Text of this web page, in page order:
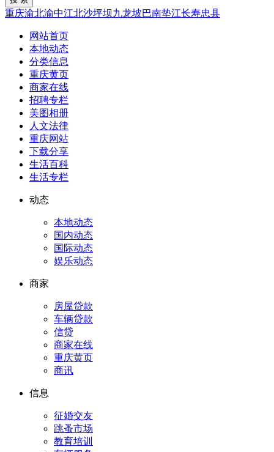
重庆渝北渝中江北沙坪坝九龙坡巴南垫江长寿忠县
网站首页
本地动态
分类信息
重庆黄页
商家在线
招聘专栏
美图相册
人文法律
重庆网站
下载分享
生活百科
生活专栏
动态
本地动态
国内动态
国际动态
娱乐动态
商家
房屋贷款
车辆贷款
信贷
商家在线
重庆黄页
商讯
信息
征婚交友
跳蚤市场
教育培训